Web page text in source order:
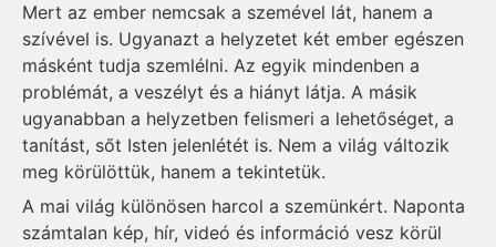
Mert az ember nemcsak a szemével lát, hanem a
szívével is. Ugyanazt a helyzetet két ember egészen
másként tudja szemlélni. Az egyik mindenben a
problémát, a veszélyt és a hiányt látja. A másik
ugyanabban a helyzetben felismeri a lehetőséget, a
tanítást, sőt Isten jelenlétét is. Nem a világ változik
meg körülöttük, hanem a tekintetük.
A mai világ különösen harcol a szemünkért. Naponta
számtalan kép, hír, videó és információ vesz körül